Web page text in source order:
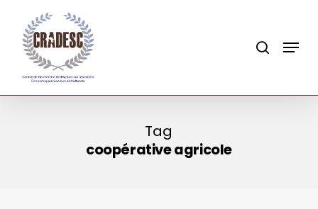
main
content
Menu
Tag
coopérative agricole